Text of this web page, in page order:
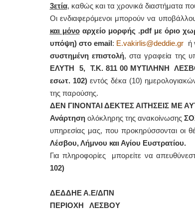
3ετία, καθώς και τα χρονικά διαστήματα
Οι ενδιαφερόμενοι μπορούν να
και μόνοαρχείο μορφής .pdfμε όριο
υπόψη) στοemail: E.vakirlis@deddie.gr ή
συστημένη επιστολή, στα γραφεία της
ΕΛΥΤΗ 5, Τ.Κ. 811 00 ΜΥΤΙΛΗΝΗ
εσωτ. 102)εντός δέκα (10)
της παρούσης.
ΔΕΝ ΓΙΝΟΝΤΑΙ ΔΕΚΤΕΣ ΑΙΤΗΣΕΙΣ
Ανάρτηση ολόκληρης της ανακοίνωσης
υπηρεσίας μας, που προκηρύσσονται οι
Λέσβου, Λήμνου και Αγίου Ευστρατίου.
Για πληροφορίες μπορείτε να
102)
ΔΕΔΔΗΕ Α.Ε/ΔΠΝ
ΠΕΡΙΟΧΗ ΛΕΣΒΟΥ